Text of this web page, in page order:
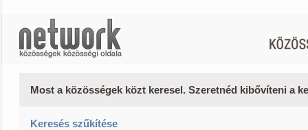
Most a közösségek közt keresel. Szeretnéd kibővíteni a
Keresés szűkítése